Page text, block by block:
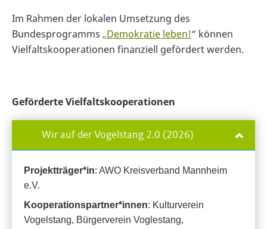
Im Rahmen der lokalen Umsetzung des
Bundesprogramms „Demokratie leben!“ können
Vielfaltskooperationen finanziell gefördert werden.
Geförderte Vielfaltskooperationen
Wir auf der Vogelstang 2.0 (2026)
Projektträger*in: AWO Kreisverband Mannheim
e.V.
Kooperationspartner*innen: Kulturverein
Vogelstang, Bürgerverein Voglestang,